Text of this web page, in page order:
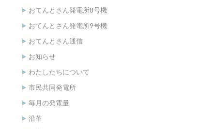
おてんとさん発電所8号機
おてんとさん発電所9号機
おてんとさん通信
お知らせ
わたしたちについて
市民共同発電所
毎月の発電量
沿革